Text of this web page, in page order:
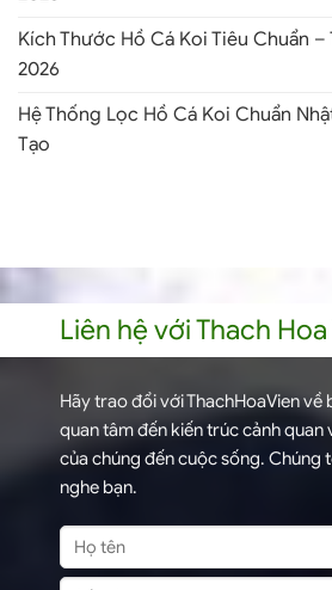
Kích Thước Hồ Cá Koi Tiêu Chuẩn
2026
Hệ Thống Lọc Hồ Cá Koi Chuẩn
Tạo
Liên hệ với Thach
Hãy trao đổi với ThachHoaVien về
quan tâm đến kiến trúc cảnh quan
của chúng đến cuộc sống. Chúng
nghe bạn.